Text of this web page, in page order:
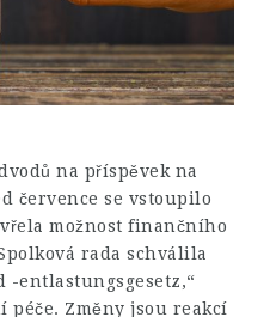
na příspěvek na
července se vstoupilo
možnost finančního
rada schválila
-entlastungsgesetz,“
péče. Změny jsou reakcí